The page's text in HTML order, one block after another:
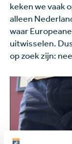
keken we vaak
alleen
waar
uitwisselen.
op zoek zijn: